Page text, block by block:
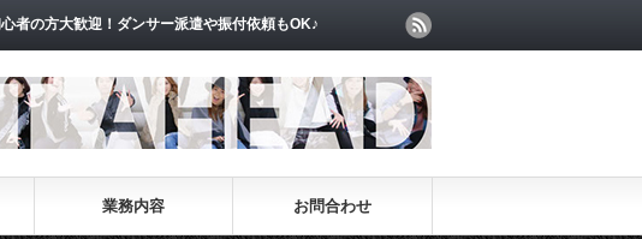
者の方大歓迎！ダンサー派遣や振付依頼もOK♪
業務内容 お問合わせ